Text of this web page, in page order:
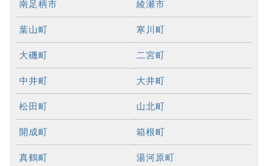
南足柄市 綾瀬市
葉山町 寒川町
大磯町 二宮町
中井町 大井町
松田町 山北町
開成町 箱根町
真鶴町 湯河原町